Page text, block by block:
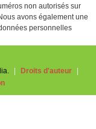
non autorisés sur
avons également une
personnelles
Droits d'auteur